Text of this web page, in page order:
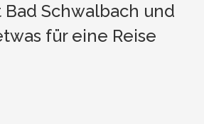
Bad Schwalbach und
für eine Reise